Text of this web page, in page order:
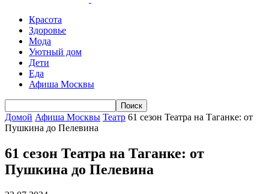
Красота
Здоровье
Мода
Уютный дом
Дети
Еда
Афиша Москвы
Домой Афиша Москвы Театр 61 сезон Театра на Таганке: от
Пушкина до Пелевина
61 сезон Театра на Таганке: от
Пушкина до Пелевина